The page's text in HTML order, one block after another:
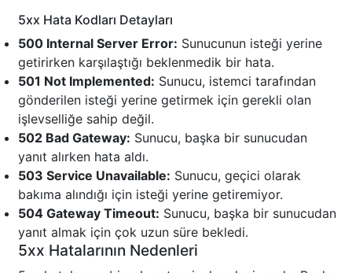
5xx Hata Kodları Detayları
500 Internal Server Error: Sunucunun isteği yerine
getirirken karşılaştığı beklenmedik bir hata.
501 Not Implemented: Sunucu, istemci tarafından
gönderilen isteği yerine getirmek için gerekli olan
işlevselliğe sahip değil.
502 Bad Gateway: Sunucu, başka bir sunucudan
yanıt alırken hata aldı.
503 Service Unavailable: Sunucu, geçici olarak
bakıma alındığı için isteği yerine getiremiyor.
504 Gateway Timeout: Sunucu, başka bir sunucudan
yanıt almak için çok uzun süre bekledi.
5xx Hatalarının Nedenleri